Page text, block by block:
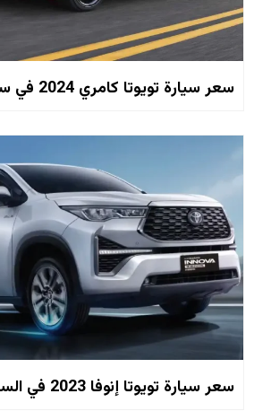
سعر سيارة تويوتا كامري 2024 في سلطنة عُمان
سعر سيارة تويوتا إنوفا 2023 في السعودية